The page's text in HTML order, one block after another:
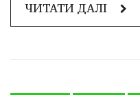
ЧИТАТИ ДАЛІ